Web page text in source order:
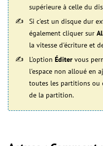
supérieure à celle du
Si c'est un disque dur
également cliquer sur
la vitesse d'écriture et
L'option Éditer vous
l'espace non alloué en
toutes les partitions ou
de la partition.